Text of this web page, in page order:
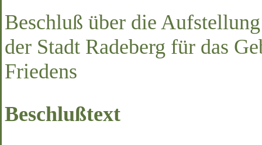
Beschluß über die
der Stadt Radeberg für das
Friedens
Beschlußtext